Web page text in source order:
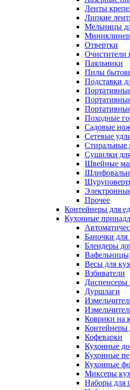
Ленты
Липкие
Мельницы
Отвертки
Очистители
Паяльники
Пилы
Подставки
Походные
Садовые
Сетевые
Сушилки
Швейные
Прочее
Контейнеры для
Кухонные
Баночки для
Блендеры
Вафельницы
Весы для
Взбиватели
Диспенсеры
Дуршлаги
Коврики на
Контейнеры
Кофеварки
Кухонные
Кухонные
Кухонные
Миксеры
Наборы для